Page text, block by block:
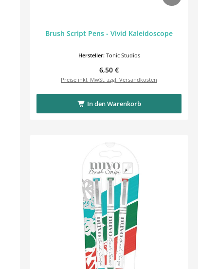
Brush Script Pens - Vivid Kaleidoscope
Hersteller: Tonic Studios
Regulärer Preis:
6,50 €
Preise inkl. MwSt. zzgl. Versandkosten
In den Warenkorb